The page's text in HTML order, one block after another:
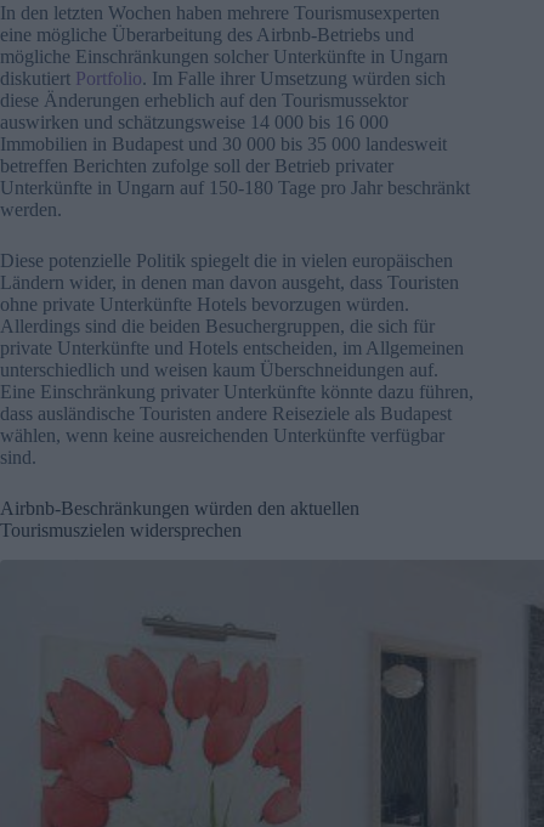
In den letzten Wochen haben mehrere Tourismusexperten
eine mögliche Überarbeitung des Airbnb-Betriebs und
mögliche Einschränkungen solcher Unterkünfte in Ungarn
diskutiert Portfolio. Im Falle ihrer Umsetzung würden sich
diese Änderungen erheblich auf den Tourismussektor
auswirken und schätzungsweise 14 000 bis 16 000
Immobilien in Budapest und 30 000 bis 35 000 landesweit
betreffen Berichten zufolge soll der Betrieb privater
Unterkünfte in Ungarn auf 150-180 Tage pro Jahr beschränkt
werden.
Diese potenzielle Politik spiegelt die in vielen europäischen
Ländern wider, in denen man davon ausgeht, dass Touristen
ohne private Unterkünfte Hotels bevorzugen würden.
Allerdings sind die beiden Besuchergruppen, die sich für
private Unterkünfte und Hotels entscheiden, im Allgemeinen
unterschiedlich und weisen kaum Überschneidungen auf.
Eine Einschränkung privater Unterkünfte könnte dazu führen,
dass ausländische Touristen andere Reiseziele als Budapest
wählen, wenn keine ausreichenden Unterkünfte verfügbar
sind.
Airbnb-Beschränkungen würden den aktuellen
Tourismuszielen widersprechen